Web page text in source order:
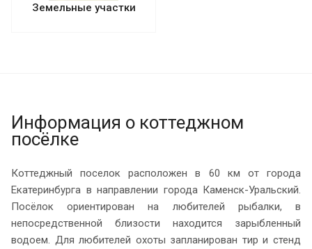
Земельные участки
Информация о коттеджном
посёлке
Коттеджный поселок расположен в 60 км от города
Екатеринбурга в направлении города Каменск-Уральский.
Посёлок ориентирован на любителей рыбалки, в
непосредственной близости находится зарыбленный
водоем. Для любителей охоты запланирован тир и стенд